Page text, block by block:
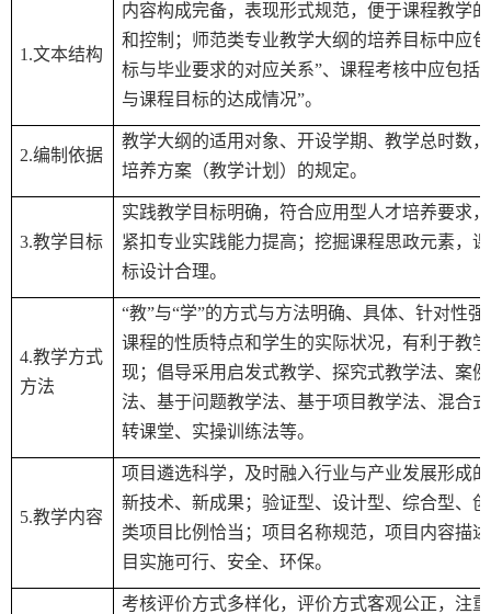
1.文本结构
内容构成完备，表现形式规范，便于课程教学
和控制；师范类专业教学大纲的培养目标中应
标与毕业要求的对应关系”、课程考核中应包括
与课程目标的达成情况”。
2.编制依据
教学大纲的适用对象、开设学期、教学总时数
培养方案（教学计划）的规定。
3.教学目标
实践教学目标明确，符合应用型人才培养要求
紧扣专业实践能力提高；挖掘课程思政元素，
标设计合理。
4.教学方式
方法
“教”与“学”的方式与方法明确、具体、针对性强
课程的性质特点和学生的实际状况，有利于教
现；倡导采用启发式教学、探究式教学法、案
法、基于问题教学法、基于项目教学法、混合
转课堂、实操训练法等。
5.教学内容
项目遴选科学，及时融入行业与产业发展形成
新技术、新成果；验证型、设计型、综合型、
类项目比例恰当；项目名称规范，项目内容描
目实施可行、安全、环保。
考核评价方式多样化，评价方式客观公正，注